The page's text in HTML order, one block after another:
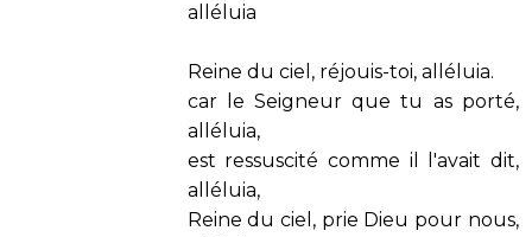
alléluia
Reine du ciel, réjouis-toi, alléluia.
car le Seigneur que tu as porté,
alléluia,
est ressuscité comme il l'avait dit,
alléluia,
Reine du ciel, prie Dieu pour nous,